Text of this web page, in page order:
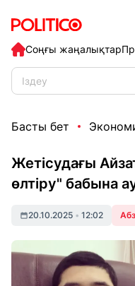
Соңғы жаңалықтар
Басты бет
Жетісудағы
өлтіру" бабына
20.10.2025 • 12:02